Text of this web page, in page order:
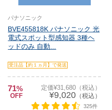
パナソニック
BVE455818K パナソニック 光
電式スポット型感知器 3種ヘ
ッドのみ 自動...
受注品【約１ヵ月】で発送
71%
OFF
定価¥31,680（税込）
¥9,020（税込）
325件